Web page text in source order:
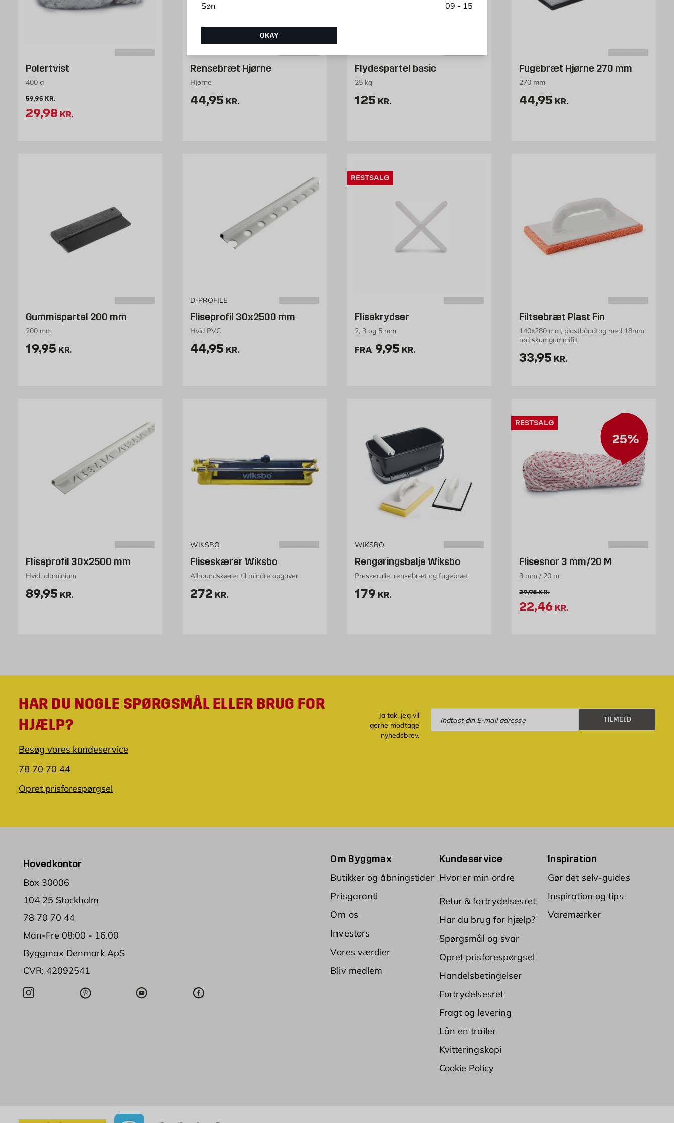
Søn
09 - 15
OKAY
Polertvist
400 g
Gammel pris 59.95 kr. /stk
59,95KR.
Tilbudspris 29.98 kr. /stk
29,98 KR.
Rensebræt Hjørne
Hjørne
Pris 44.95 kr. /stk
44,95 KR.
Flydespartel basic
25 kg
Pris 125 kr. /stk
125 KR.
Fugebræt Hjørne 270 mm
270 mm
Pris 44.95 kr. /stk
44,95 KR.
Gummispartel 200 mm
200 mm
Pris 19.95 kr. /stk
19,95 KR.
D-PROFILE
Fliseprofil 30x2500 mm
Hvid PVC
Pris 44.95 kr. /stk
44,95 KR.
RESTSALG
Flisekrydser
2, 3 og 5 mm
FRA Pris 9.95 kr. /stk
9,95 KR.
Filtsebræt Plast Fin
140x280 mm, plasthåndtag med 18mm
rød skumgummifilt
Pris 33.95 kr. /stk
33,95 KR.
Fliseprofil 30x2500 mm
Hvid, aluminium
Pris 89.95 kr. /stk
89,95 KR.
WIKSBO
Fliseskærer Wiksbo
Allroundskærer til mindre opgaver
Pris 272 kr. /stk
272 KR.
WIKSBO
Rengøringsbalje Wiksbo
Presserulle, rensebræt og fugebræt
Pris 179 kr. /stk
179 KR.
25%
RESTSALG
Flisesnor 3 mm/20 M
3 mm / 20 m
Gammel pris 29.95 kr. /stk
29,95KR.
Tilbudspris 22.46 kr. /stk
22,46 KR.
HAR DU NOGLE SPØRGSMÅL ELLER BRUG FOR
HJÆLP?
Besøg vores kundeservice
78 70 70 44
Opret prisforespørgsel
Ja tak, jeg vil
gerne modtage
nyhedsbrev.
Tilmeld
TILMELD
Hovedkontor
Box 30006
104 25 Stockholm
78 70 70 44
Man-Fre 08:00 - 16.00
Byggmax Denmark ApS
CVR: 42092541
Om Byggmax
Butikker og åbningstider
Prisgaranti
Om os
Investors
Vores værdier
Bliv medlem
Kundeservice
Hvor er min ordre
Retur & fortrydelsesret
Har du brug for hjælp?
Spørgsmål og svar
Opret prisforespørgsel
Handelsbetingelser
Fortrydelsesret
Fragt og levering
Lån en trailer
Kvitteringskopi
Cookie Policy
Inspiration
Gør det selv-guides
Inspiration og tips
Varemærker